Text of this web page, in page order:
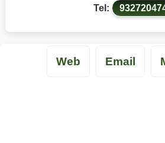
Tel:
Web Email